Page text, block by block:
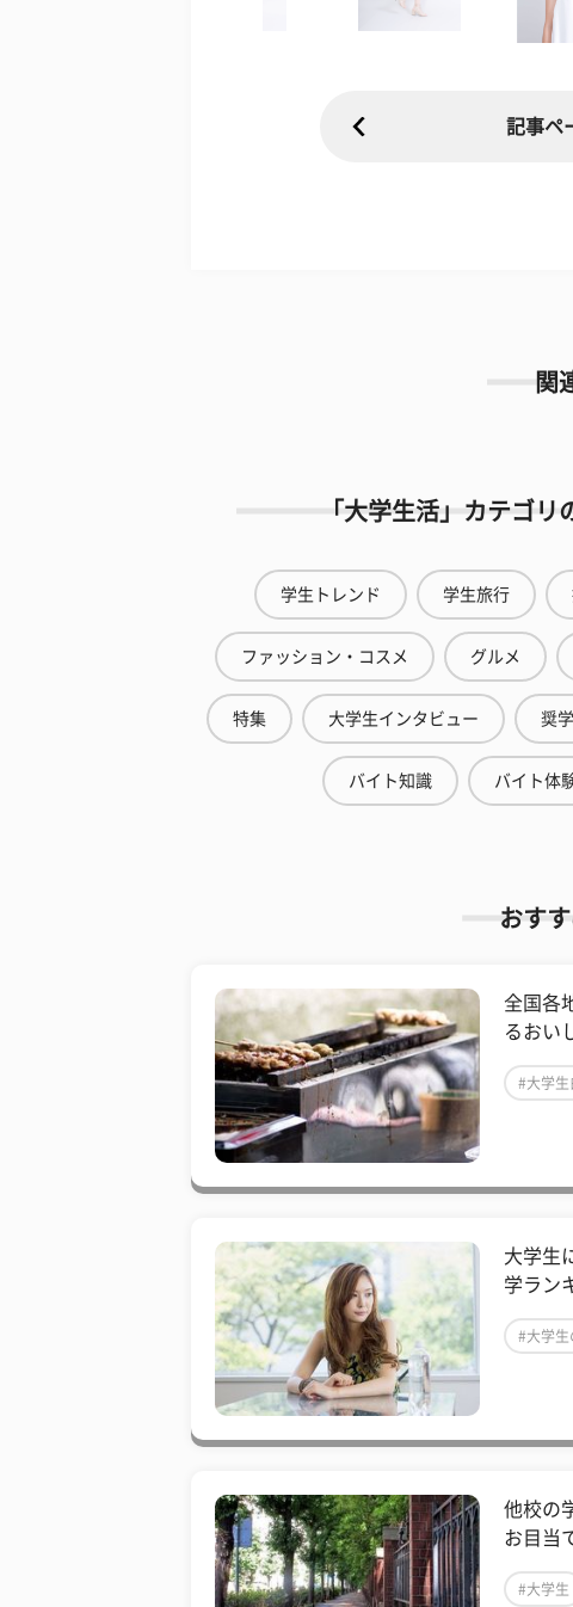
記事ペ
関
「大学生活」カテゴ
学生トレンド 学生旅行
ファッション・コスメ グルメ
特集 大学生インタビュー 奨
バイト知識 バイト体
おす
全国各
るおい
#大学生
大学生
学ラン
#大学生
他校の
お目当
#大学生